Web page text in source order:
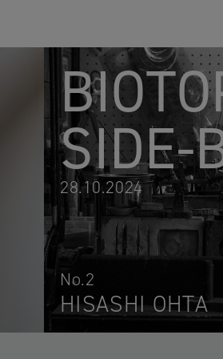
SIDE-
28.10.2024
No.2
HISASHI OHTA